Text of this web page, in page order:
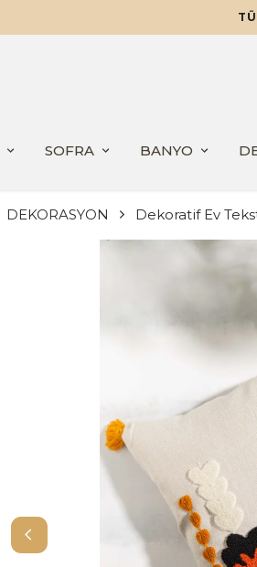
SOFRA BANYO
DEKORASYON Dekoratif Ev